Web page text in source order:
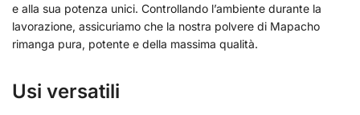
e alla sua potenza unici. Controllando l’ambiente durante la
lavorazione, assicuriamo che la nostra polvere di Mapacho
rimanga pura, potente e della massima qualità.
Usi versatili